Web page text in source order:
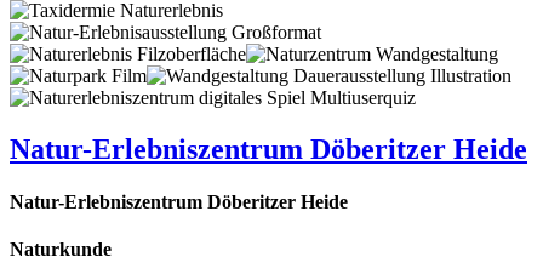
Natur-Erlebniszentrum Döberitzer Heide
Natur-Erlebniszentrum Döberitzer Heide
Naturkunde